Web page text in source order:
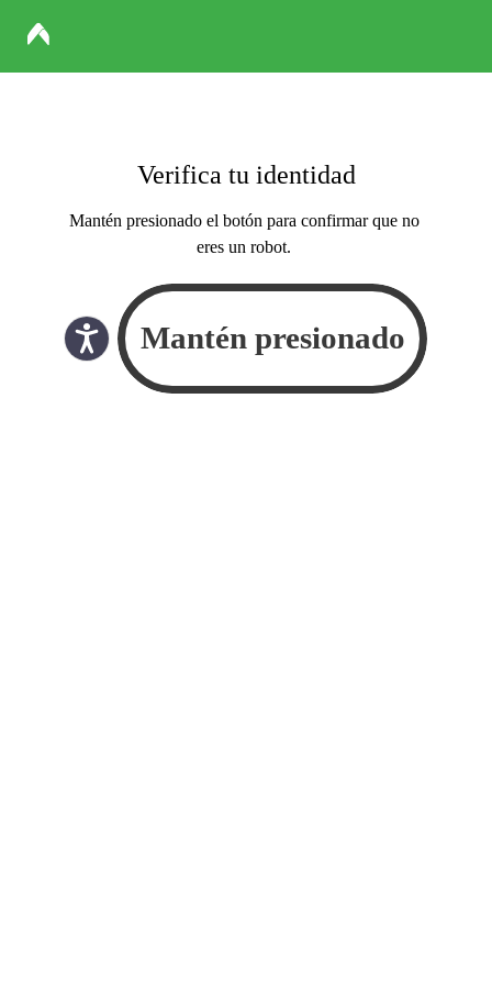
Verifica tu identidad
Mantén presionado el botón para confirmar que no
eres un robot.